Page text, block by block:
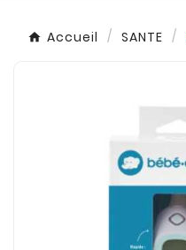
Accueil SANTE